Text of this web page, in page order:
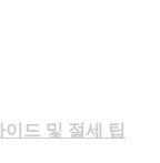
드 및 절세 팁